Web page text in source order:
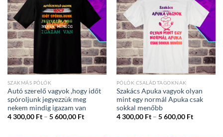
SZAKMÁS PÓLÓK
Autó szerelő vagyok ,hogy időt
spóroljunk jegyezzük meg
nekem mindig igazam van
4 300,00 Ft – 5 600,00 FtÁrtartomány:
PÓLÓK CSALÁDTAGOKNAK
Szakács Apuka vagyok olyan
mint egy normál Apuka csak
sokkal menőbb
4 300,00 Ft – 5 600,00 Ft